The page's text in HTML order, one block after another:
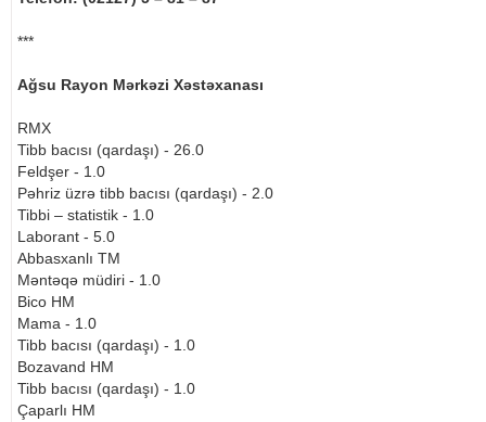
***
Ağsu Rayon Mərkəzi Xəstəxanası
RMX
Tibb bacısı (qardaşı) - 26.0
Feldşer - 1.0
Pəhriz üzrə tibb bacısı (qardaşı) - 2.0
Tibbi – statistik - 1.0
Laborant - 5.0
Abbasxanlı TM
Məntəqə müdiri - 1.0
Bico HM
Mama - 1.0
Tibb bacısı (qardaşı) - 1.0
Bozavand HM
Tibb bacısı (qardaşı) - 1.0
Çaparlı HM